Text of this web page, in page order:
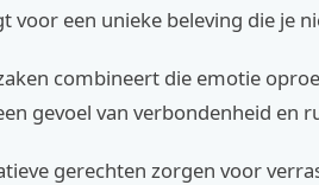
voor een unieke beleving die je
combineert die emotie
gevoel van verbondenheid en
gerechten zorgen voor